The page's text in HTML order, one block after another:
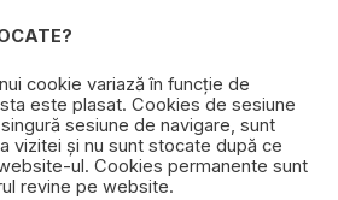
cookie variază în funcție de
este plasat. Cookies de sesiune
sesiune de navigare, sunt
vizitei și nu sunt stocate după ce
ul. Cookies permanente sunt
revine pe website.